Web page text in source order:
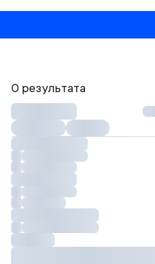
0 результата